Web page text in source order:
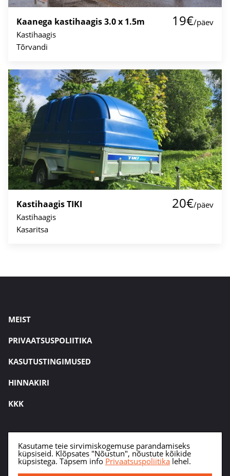
Kaanega kastihaagis 3.0 x 1.5m 19€/päev
Kastihaagis
Tõrvandi
Kastihaagis TIKI 20€/päev
Kastihaagis
Kasaritsa
MEIST
PRIVAATSUSPOLIITIKA
KASUTUSTINGIMUSED
HINNAKIRI
KKK
Kasutame teie sirvimiskogemuse parandamiseks
küpsiseid. Klõpsates "Nõustun", nõustute kõikide
küpsistega. Täpsem info Privaatsuspoliitika lehel.